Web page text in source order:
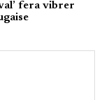
fera vibrer